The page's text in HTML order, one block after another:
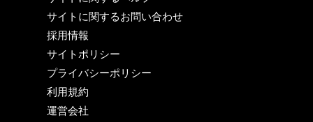
サイトに関するお問い合わせ
採用情報
サイトポリシー
プライバシーポリシー
利用規約
運営会社